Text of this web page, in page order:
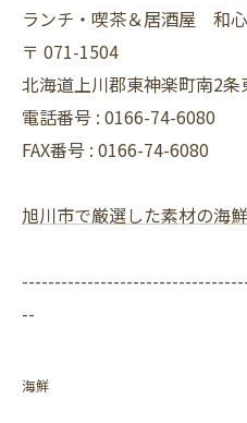
ランチ・喫茶＆居酒屋 和心
〒 071-1504
北海道上川郡東神楽町南2条
電話番号 : 0166-74-6080
FAX番号 : 0166-74-6080
旭川市で厳選した素材の海
--
海鮮